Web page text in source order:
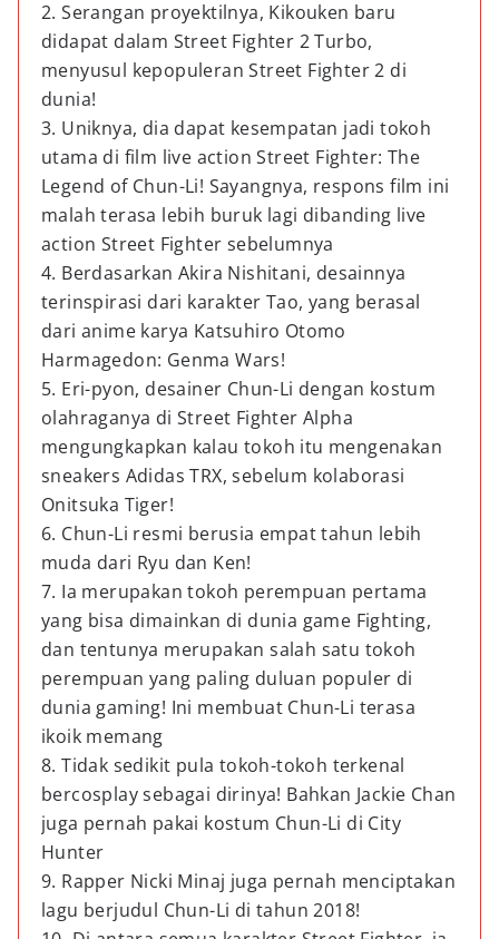
2. Serangan proyektilnya, Kikouken baru
didapat dalam Street Fighter 2 Turbo,
menyusul kepopuleran Street Fighter 2 di
dunia!
3. Uniknya, dia dapat kesempatan jadi tokoh
utama di film live action Street Fighter: The
Legend of Chun-Li! Sayangnya, respons film ini
malah terasa lebih buruk lagi dibanding live
action Street Fighter sebelumnya
4. Berdasarkan Akira Nishitani, desainnya
terinspirasi dari karakter Tao, yang berasal
dari anime karya Katsuhiro Otomo
Harmagedon: Genma Wars!
5. Eri-pyon, desainer Chun-Li dengan kostum
olahraganya di Street Fighter Alpha
mengungkapkan kalau tokoh itu mengenakan
sneakers Adidas TRX, sebelum kolaborasi
Onitsuka Tiger!
6. Chun-Li resmi berusia empat tahun lebih
muda dari Ryu dan Ken!
7. Ia merupakan tokoh perempuan pertama
yang bisa dimainkan di dunia game Fighting,
dan tentunya merupakan salah satu tokoh
perempuan yang paling duluan populer di
dunia gaming! Ini membuat Chun-Li terasa
ikoik memang
8. Tidak sedikit pula tokoh-tokoh terkenal
bercosplay sebagai dirinya! Bahkan Jackie Chan
juga pernah pakai kostum Chun-Li di City
Hunter
9. Rapper Nicki Minaj juga pernah menciptakan
lagu berjudul Chun-Li di tahun 2018!